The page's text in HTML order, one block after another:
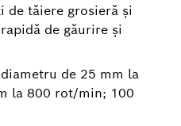
de tăiere grosieră și
de găurire și
de 25 mm la
la 800 rot/min; 100